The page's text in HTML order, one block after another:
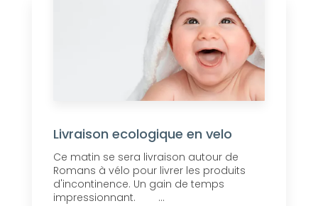
Livraison ecologique en velo
Ce matin se sera livraison autour de
Romans à vélo pour livrer les produits
d'incontinence. Un gain de temps
impressionnant. ...